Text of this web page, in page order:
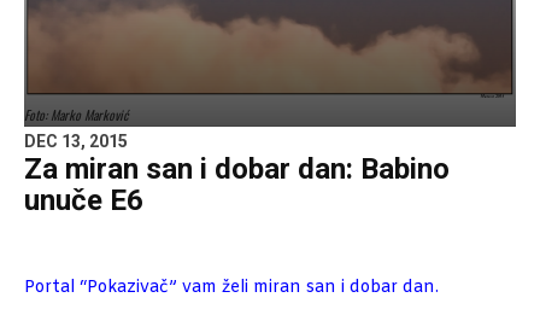
Foto: Marko Marković
DEC 13, 2015
Za miran san i dobar dan: Babino
unuče E6
Portal “Pokazivač” vam želi miran san i dobar dan.